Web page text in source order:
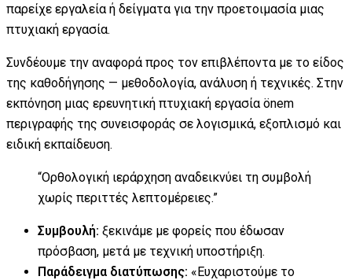
παρείχε εργαλεία ή δείγματα για την προετοιμασία μιας
πτυχιακή εργασία.
Συνδέουμε την αναφορά προς τον επιβλέποντα με το είδος
της καθοδήγησης — μεθοδολογία, ανάλυση ή τεχνικές. Στην
εκπόνηση μιας ερευνητική πτυχιακή εργασία önem
περιγραφής της συνεισφοράς σε λογισμικά, εξοπλισμό και
ειδική εκπαίδευση.
“Ορθολογική ιεράρχηση αναδεικνύει τη συμβολή
χωρίς περιττές λεπτομέρειες.”
Συμβουλή: ξεκινάμε με φορείς που έδωσαν
πρόσβαση, μετά με τεχνική υποστήριξη.
Παράδειγμα διατύπωσης: «Ευχαριστούμε το